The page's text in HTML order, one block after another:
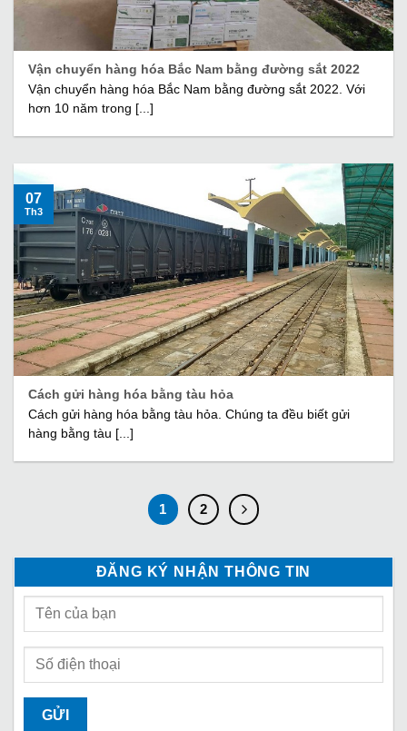
Vận chuyển hàng hóa Bắc Nam bằng đường sắt 2022
Vận chuyển hàng hóa Bắc Nam bằng đường sắt 2022. Với
hơn 10 năm trong [...]
Cách gửi hàng hóa bằng tàu hỏa
Cách gửi hàng hóa bằng tàu hỏa. Chúng ta đều biết gửi
hàng bằng tàu [...]
07
Th3
1 2
ĐĂNG KÝ NHẬN THÔNG TIN